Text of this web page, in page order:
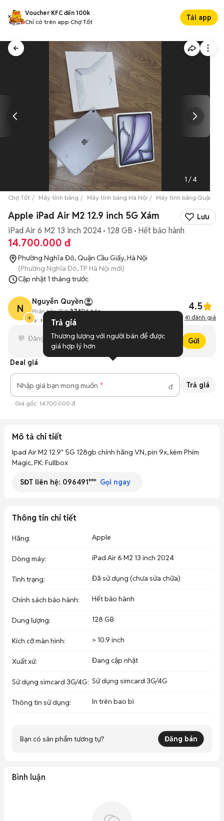
Voucher KFC đến 100k
Chỉ có trên app Chợ Tốt
Tải app
1 /4
Chợ Tốt Máy tính bảng Máy tính bảng Hà Nội Máy tính bảng Quận
Apple iPad Air M2 12.9 inch 5G Xám Lưu
iPad Air 6 M2 13 inch 2024 128 GB Hết bảo hành
14.700.000 đ
Phường Nghĩa Đô, Quận Cầu Giấy, Hà Nội
(Phường Nghĩa Đô, TP Hà Nội mới)
Cập nhật1 tháng trước
N
Nguyễn Quyền
Hoạt động 7 giờ trước
Phản hồi: 75%374Đã bán 4.5
41 đánh giá
Gửi
Deal giá
Nhập giá bạn mong muốn đ Trả giá
Giá gốc: 14.700.000 đ
Mô tả chi tiết
Ipad Air M2 12.9" 5G 128gb chính hãng VN, pin 9x, kèm Phím
SĐT liên hệ: 096491*** Gọi ngay
Thông tin chi tiết
Hãng: Apple
Dòng máy: iPad Air 6 M2 13 inch 2024
Tình trạng: Đã sử dụng (chưa sửa chữa)
Chính sách bảo hành: Hết bảo hành
Dung lượng: 128 GB
Kích cỡ màn hình: > 10.9 inch
Xuất xứ: Đang cập nhật
Sử dụng simcard 3G/4G: Sử dụng simcard 3G/4G
Thông tin sử dụng: In trên bao bì
Bạn có sản phẩm tương tự? Đăng bán
Bình luận
Trả giá
Thương lượng với người bán để được
giá hợp lý hơn